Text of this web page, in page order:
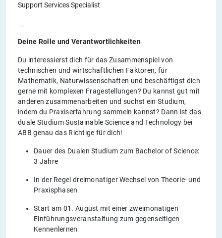
Support Services Specialist
Deine Rolle und Verantwortlichkeiten
Du interessierst dich für das Zusammenspiel von
technischen und wirtschaftlichen Faktoren, für
Mathematik, Naturwissenschaften und beschäftigst dich
gerne mit komplexen Fragestellungen? Du kannst gut mit
anderen zusammenarbeiten und suchst ein Studium,
indem du Praxiserfahrung sammeln kannst? Dann ist das
duale Studium Sustainable Science and Technology bei
ABB genau das Richtige für dich!
Dauer des Dualen Studium zum Bachelor of Science:
3 Jahre
In der Regel dreimonatiger Wechsel von Theorie- und
Praxisphasen
Start am 01. August mit einer zweimonatigen
Einführungsveranstaltung zum gegenseitigen
Kennenlernen